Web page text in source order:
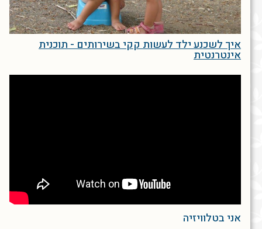
איך לשכנע ילד לעשות קקי בשירותים - תוכנית
אינטרנטית
אני בטלוויזיה